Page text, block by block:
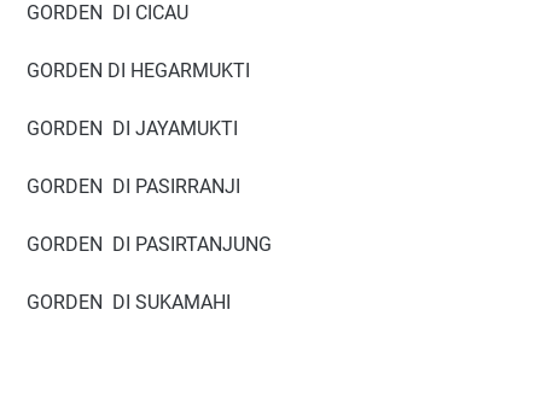
GORDEN DI CICAU
GORDEN DI HEGARMUKTI
GORDEN DI JAYAMUKTI
GORDEN DI PASIRRANJI
GORDEN DI PASIRTANJUNG
GORDEN DI SUKAMAHI